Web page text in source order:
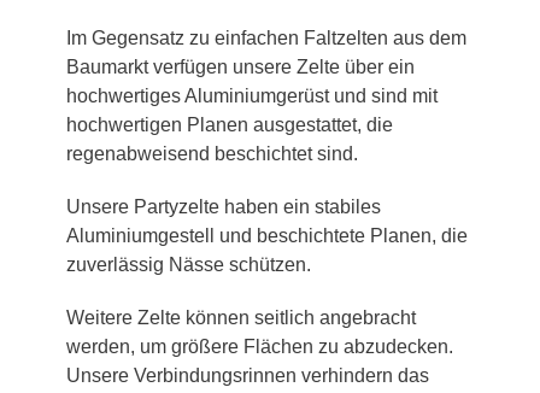
Im Gegensatz zu einfachen Faltzelten aus dem
Baumarkt verfügen unsere Zelte über ein
hochwertiges Aluminiumgerüst und sind mit
hochwertigen Planen ausgestattet, die
regenabweisend beschichtet sind.
Unsere Partyzelte haben ein stabiles
Aluminiumgestell und beschichtete Planen, die
zuverlässig Nässe schützen.
Weitere Zelte können seitlich angebracht
werden, um größere Flächen zu abzudecken.
Unsere Verbindungsrinnen verhindern das